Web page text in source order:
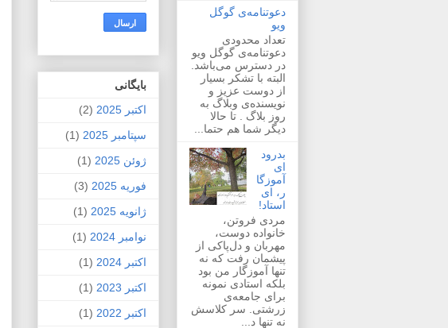
دعوتنامه‌ی گوگل
ویو
تعداد محدودی
دعوتنامه‌ی گوگل ویو
در دسترس می‌باشد.
البته با تشکر بسیار
از دوست عزیز و
نویسنده‌ی وبلاگ به
روز بلاگ . تا حالا
دیگر شما هم حتما...
بدرود
ای
آموزگا
ر، ای
استاد!
مردی فروتن،
خانواده دوست،
مهربان و دل‌پاکی از
پیشمان رفت که نه
تنها آموزگار من بود
بلکه استادی نمونه
برای جامعه‌ی
زرشتی. سر کلاسش
نه تنها د...
بايگانی
اکتبر 2025
(2)
سپتامبر 2025
(1)
ژوئن 2025
(1)
فوریه 2025
(3)
ژانویه 2025
(1)
نوامبر 2024
(1)
اکتبر 2024
(1)
اکتبر 2023
(1)
اکتبر 2022
(1)